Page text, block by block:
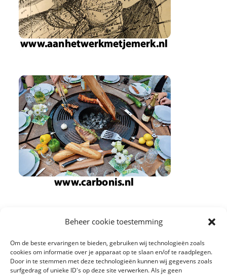
Beheer cookie toestemming
Om de beste ervaringen te bieden, gebruiken wij technologieën zoals
cookies om informatie over je apparaat op te slaan en/of te raadplegen.
Door in te stemmen met deze technologieën kunnen wij gegevens zoals
surfgedrag of unieke ID's op deze site verwerken. Als je geen